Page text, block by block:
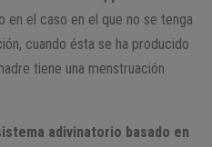
en el caso en el que no se tenga
cuando ésta se ha producido
tiene una menstruación
adivinatorio basado en